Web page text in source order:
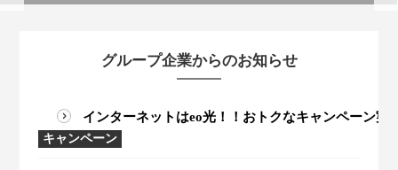
グループ企業からのお知らせ
インターネットはeo光！！おトクなキャンペーン実施中
キャンペーン